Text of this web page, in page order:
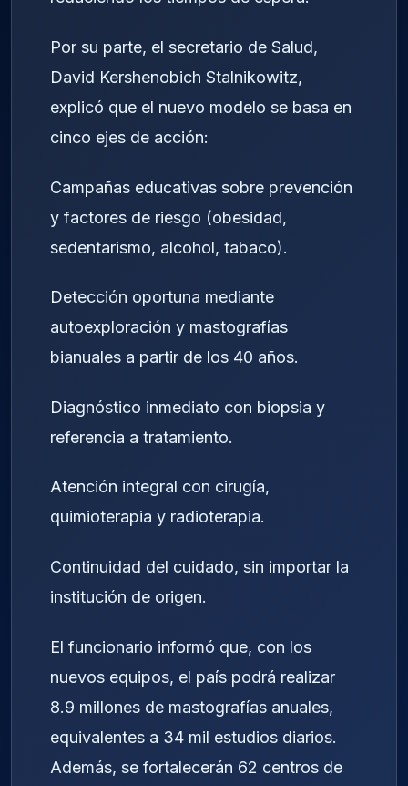
Por su parte, el secretario de Salud,
David Kershenobich Stalnikowitz,
explicó que el nuevo modelo se basa en
cinco ejes de acción:
Campañas educativas sobre prevención
y factores de riesgo (obesidad,
sedentarismo, alcohol, tabaco).
Detección oportuna mediante
autoexploración y mastografías
bianuales a partir de los 40 años.
Diagnóstico inmediato con biopsia y
referencia a tratamiento.
Atención integral con cirugía,
quimioterapia y radioterapia.
Continuidad del cuidado, sin importar la
institución de origen.
El funcionario informó que, con los
nuevos equipos, el país podrá realizar
8.9 millones de mastografías anuales,
equivalentes a 34 mil estudios diarios.
Además, se fortalecerán 62 centros de